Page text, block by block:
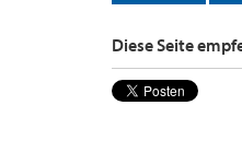
Diese Seite